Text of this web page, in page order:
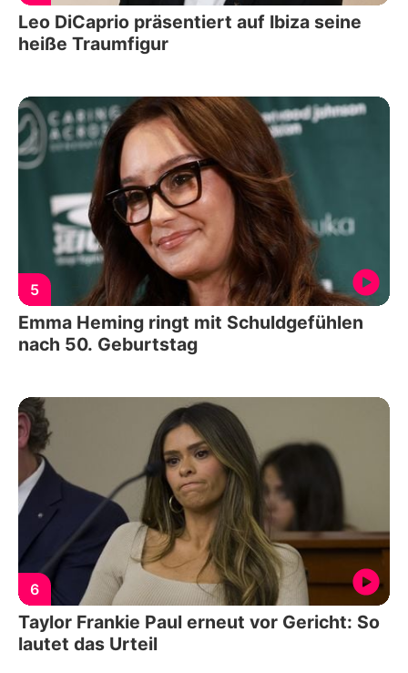
Leo DiCaprio präsentiert auf Ibiza seine
heiße Traumfigur
5
Emma Heming ringt mit Schuldgefühlen
nach 50. Geburtstag
6
Taylor Frankie Paul erneut vor Gericht: So
lautet das Urteil